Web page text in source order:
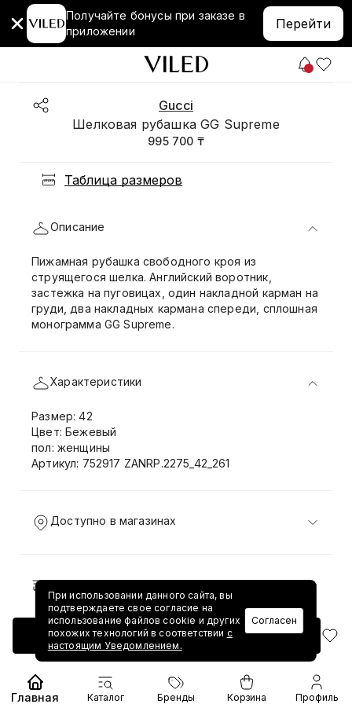
Получайте бонусы при заказе в
приложении
Перейти
Gucci
Шелковая рубашка GG Supreme
995 700 ₸
Таблица размеров
Добавить в корзину
Описание
Пижамная рубашка свободного кроя из
струящегося шелка. Английский воротник,
застежка на пуговицах, один накладной карман на
груди, два накладных кармана спереди, сплошная
монограмма GG Supreme.
Характеристики
Размер: 42
Цвет: Бежевый
пол: женщины
Артикул: 752917 ZANRP.2275_42_261
Доступно в магазинах
Доставка и возврат
При использовании данного сайта, вы
подтверждаете свое согласие на
использование файлов cookie и других
похожих технологий в соответствии с
настоящим Уведомлением.
Согласен
Главная Каталог Бренды Корзина Профиль